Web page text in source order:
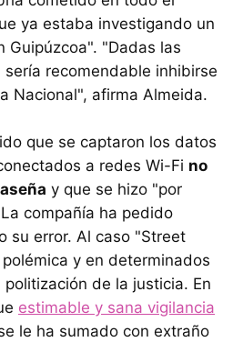
ya estaba investigando un
Guipúzcoa". "Dadas las
recomendable inhibirse
Nacional", afirma Almeida.
que se captaron los datos
a redes Wi-Fi no
y que se hizo "por
compañía ha pedido
su error. Al caso "Street
y en determinados
de la justicia. En
estimable y sana vigilancia
le ha sumado con extraño